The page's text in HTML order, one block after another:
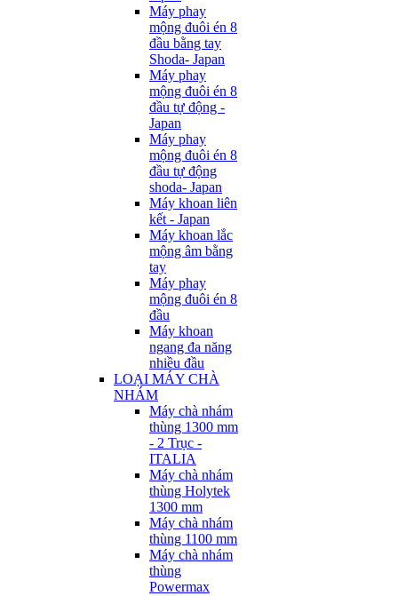
Máy phay
mộng đuôi én 8
đầu bằng tay
Shoda- Japan
Máy phay
mộng đuôi én 8
đầu tự động -
Japan
Máy phay
mộng đuôi én 8
đầu tự động
shoda- Japan
Máy khoan liên
kết - Japan
Máy khoan lắc
mộng âm bằng
tay
Máy phay
mộng đuôi én 8
đầu
Máy khoan
ngang đa năng
nhiều đầu
LOẠI MÁY CHÀ
NHÁM
Máy chà nhám
thùng 1300 mm
- 2 Trục -
ITALIA
Máy chà nhám
thùng Holytek
1300 mm
Máy chà nhám
thùng 1100 mm
Máy chà nhám
thùng
Powermax